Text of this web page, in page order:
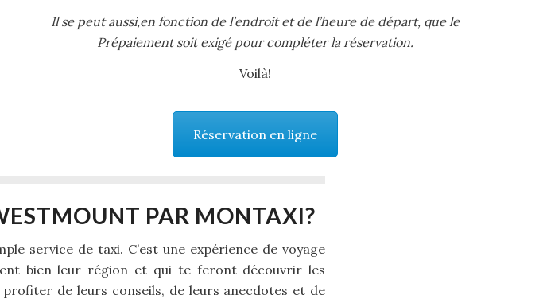
Il se peut aussi,en fonction de l’endroit et de l’heure de départ, que le
Prépaiement soit exigé pour compléter la réservation.
Voilà!
Réservation en ligne
PAR MONTAXI?
service de taxi. C’est une expérience de voyage
bien leur région et qui te feront découvrir les
de leurs conseils, de leurs anecdotes et de